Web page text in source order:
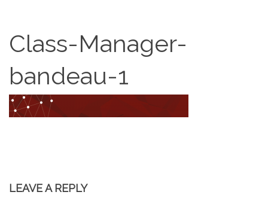
Class-Manager-
bandeau-1
LEAVE A REPLY